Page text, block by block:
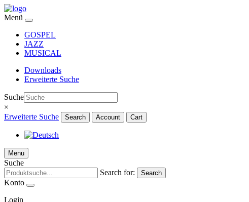
Menü
GOSPEL
JAZZ
MUSICAL
Downloads
Erweiterte Suche
Suche
×
Erweiterte Suche
Search Account Cart
Menu
Suche
Search for:
Search
Konto
Login